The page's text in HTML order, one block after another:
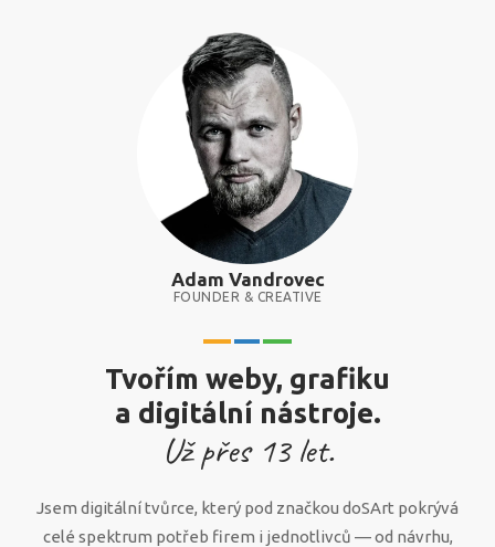
Adam Vandrovec
FOUNDER & CREATIVE
Tvořím weby, grafiku
a digitální nástroje.
Už přes 13let.
Jsem digitální tvůrce, který pod značkou doSArt pokrývá
celé spektrum potřeb firem i jednotlivců — od návrhu,